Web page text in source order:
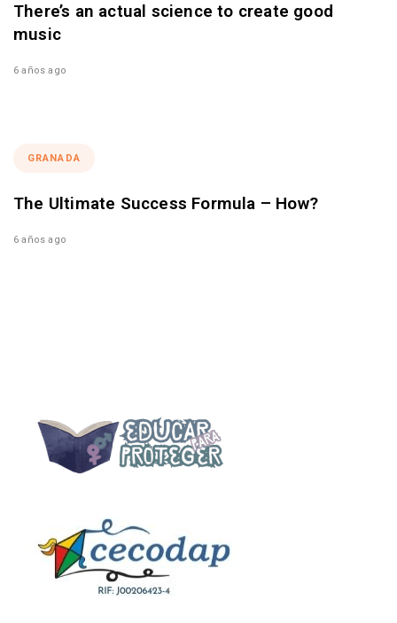
There’s an actual science to create good
music
6 años ago
GRANADA
The Ultimate Success Formula – How?
6 años ago